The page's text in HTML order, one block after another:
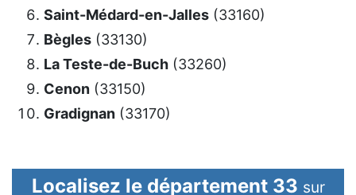
Saint-Médard-en-Jalles (33160)
Bègles (33130)
La Teste-de-Buch (33260)
Cenon (33150)
Gradignan (33170)
Localisez le département 33 sur